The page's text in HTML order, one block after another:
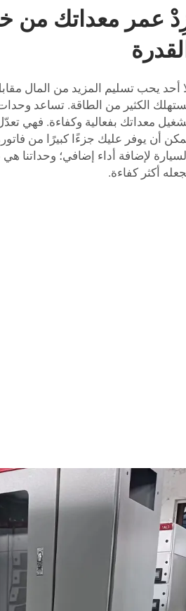
عمر معداتك من
القدرة
أحد يحب تسليم المزيد من المال
الكثير من الطاقة. تساعد
معداتك بفعالية وكفاءة. فهي
أن يوفر عليك جزءًا كبيرًا من
لإضافة أداء إضافي؛ وحداتنا
أكثر كفاءة.